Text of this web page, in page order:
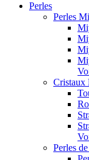
Perles
Perles
Cristaux
Perles